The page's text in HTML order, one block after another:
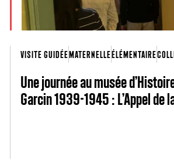
VISITE GUIDÉEMATERNELLEÉLÉMENTAIRE
Une journée au musée
Garcin 1939-1945 : L’Appel de